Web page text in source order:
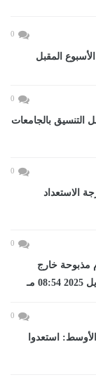
0
الأسبوع المقبل
0
خدمات معامل التنسيق بالجامعات
0
الاستعداد
0
جرام لحوم مذبوحة خارج
0
استعدوا